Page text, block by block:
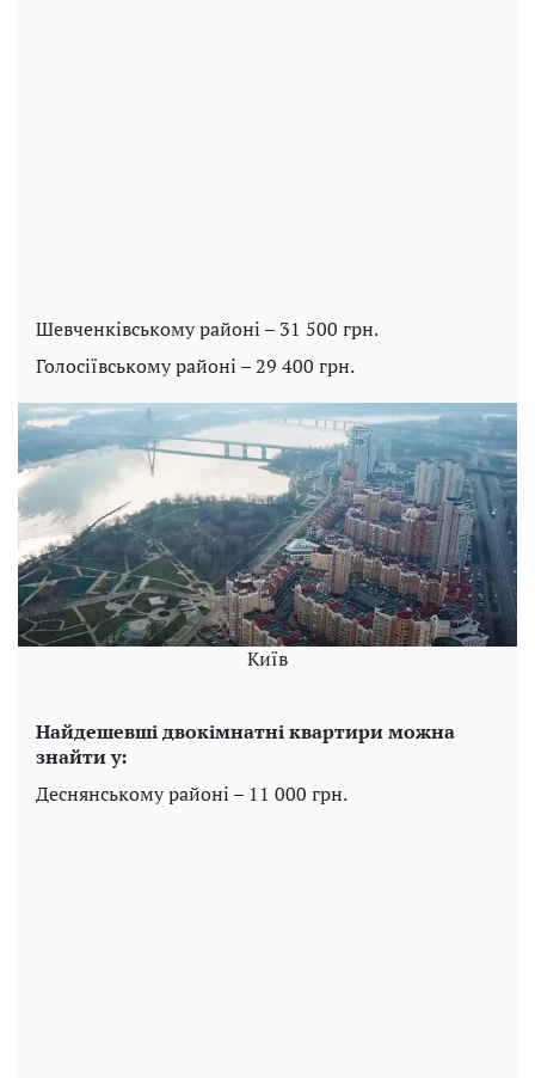
Шевченківському районі – 31 500 грн.
Голосіївському районі – 29 400 грн.
Київ
Найдешевші двокімнатні квартири можна
знайти у:
Деснянському районі – 11 000 грн.